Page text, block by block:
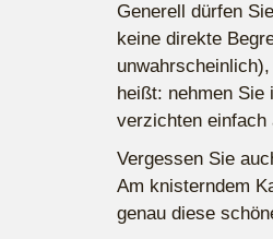
Generell dürfen
keine direkte
heißt: nehmen
verzichten einfach
Vergessen Sie
Am knisterndem
genau diese